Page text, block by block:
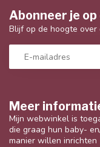
Meer
Mijn webwinkel is
die graag hun baby-
manier willen inrichten
Abonneer je
Blijf op de hoogte